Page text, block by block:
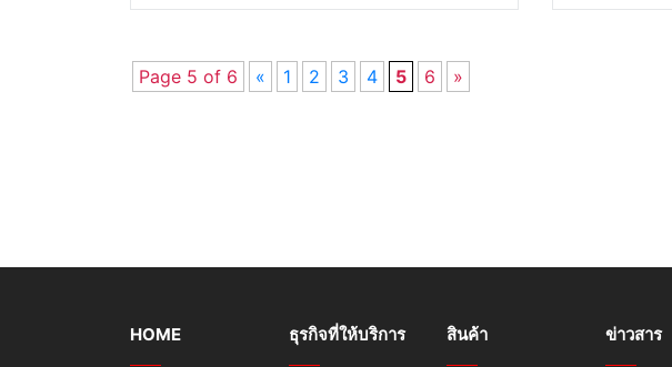
Page 5 of 6 « 1 2 3 4 5 6 »
HOME ธุรกิจที่ให้บริการ สินค้า ข่าวสาร